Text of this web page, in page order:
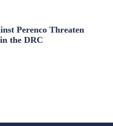
Perenco Threaten
the DRC